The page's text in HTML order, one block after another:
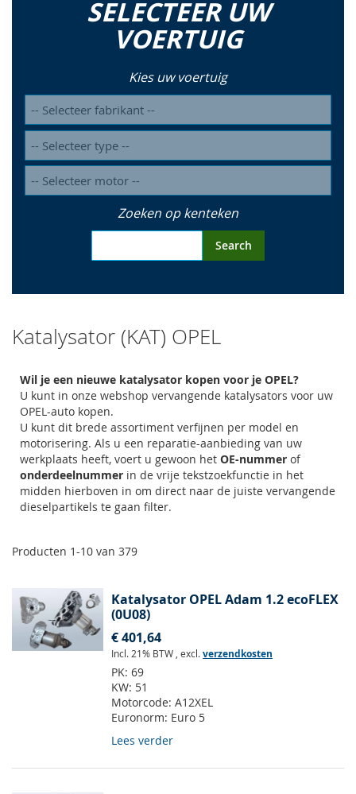
SELECTEER UW
VOERTUIG
Kies uw voertuig
Zoeken op kenteken
Search
Katalysator (KAT) OPEL
Wil je een nieuwe katalysator kopen voor je OPEL?
U kunt in onze webshop vervangende katalysators voor uw
OPEL-auto kopen.
U kunt dit brede assortiment verfijnen per model en
motorisering. Als u een reparatie-aanbieding van uw
werkplaats heeft, voert u gewoon het OE-nummer of
onderdeelnummer in de vrije tekstzoekfunctie in het
midden hierboven in om direct naar de juiste vervangende
dieselpartikels te gaan filter.
Producten 1-10 van 379
Katalysator OPEL Adam 1.2 ecoFLEX
(0U08)
€ 401,64
Incl. 21% BTW , excl.verzendkosten
PK: 69
KW: 51
Motorcode: A12XEL
Euronorm: Euro 5
Lees verder